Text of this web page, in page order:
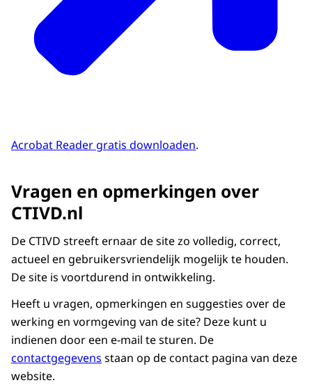
Acrobat Reader gratis downloaden.
Vragen en opmerkingen over
CTIVD.nl
De CTIVD streeft ernaar desitezo volledig, correct,
actueel en gebruikersvriendelijk mogelijk te houden.
Desite is voortdurend in ontwikkeling.
Heeft u vragen, opmerkingen en suggesties over de
werking en vormgeving van desite? Deze kunt u
indienen door een e-mail te sturen. De
contactgegevens staan op de contact pagina van deze
website.